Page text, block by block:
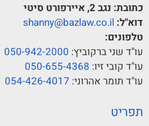
כתובת: נגב 2, איירפורט סיטי
דוא"ל: shanny@bazlaw.co.il
טלפונים:
עו"ד שני ברקוביץ: 050-942-2000
עו"ד קובי זיו: 050-655-4368
עו"ד תומר אהרוני: 054-426-4017
תפריט